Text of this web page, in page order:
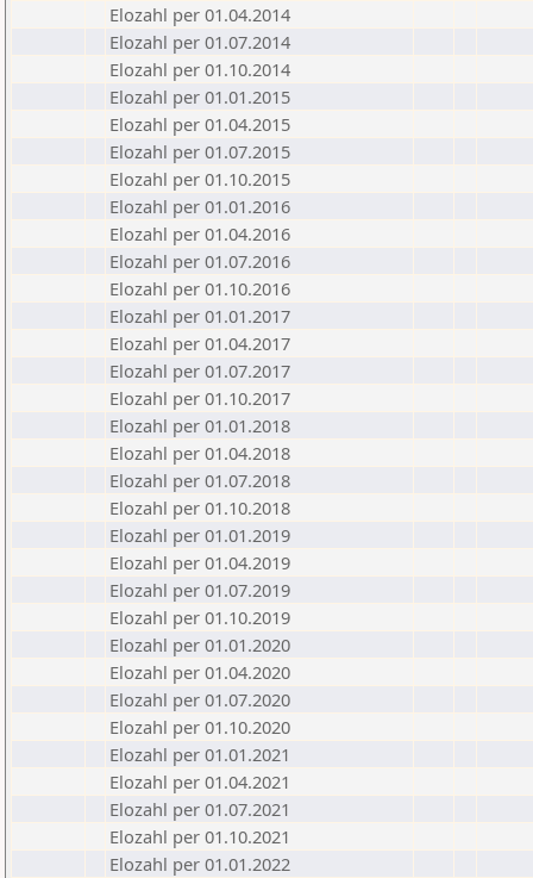
Elozahl per 01.04.2014
Elozahl per 01.07.2014
Elozahl per 01.10.2014
Elozahl per 01.01.2015
Elozahl per 01.04.2015
Elozahl per 01.07.2015
Elozahl per 01.10.2015
Elozahl per 01.01.2016
Elozahl per 01.04.2016
Elozahl per 01.07.2016
Elozahl per 01.10.2016
Elozahl per 01.01.2017
Elozahl per 01.04.2017
Elozahl per 01.07.2017
Elozahl per 01.10.2017
Elozahl per 01.01.2018
Elozahl per 01.04.2018
Elozahl per 01.07.2018
Elozahl per 01.10.2018
Elozahl per 01.01.2019
Elozahl per 01.04.2019
Elozahl per 01.07.2019
Elozahl per 01.10.2019
Elozahl per 01.01.2020
Elozahl per 01.04.2020
Elozahl per 01.07.2020
Elozahl per 01.10.2020
Elozahl per 01.01.2021
Elozahl per 01.04.2021
Elozahl per 01.07.2021
Elozahl per 01.10.2021
Elozahl per 01.01.2022